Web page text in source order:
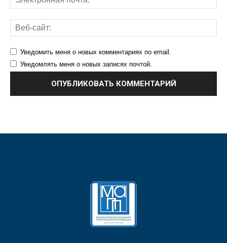
Уведомить меня о новых комментариях по email.
Уведомлять меня о новых записях почтой.